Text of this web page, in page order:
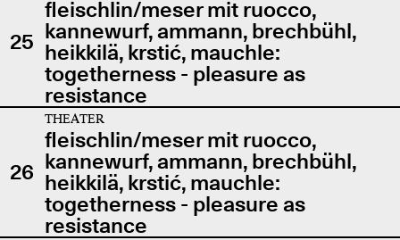
25
fleischlin/meser mit ruocco,
kannewurf, ammann, brechbühl,
heikkilä, krstić, mauchle:
togetherness - pleasure as
resistance
26
THEATER
fleischlin/meser mit ruocco,
kannewurf, ammann, brechbühl,
heikkilä, krstić, mauchle:
togetherness - pleasure as
resistance